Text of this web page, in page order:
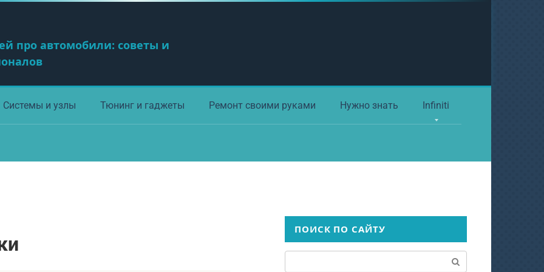
про автомобили: советы и
Системы и узлы Тюнинг и гаджеты Ремонт своими руками Нужно знать Infiniti
ПОИСК ПО САЙТУ